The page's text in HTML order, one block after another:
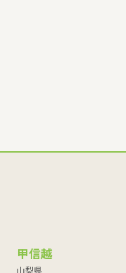
甲信越
山梨県